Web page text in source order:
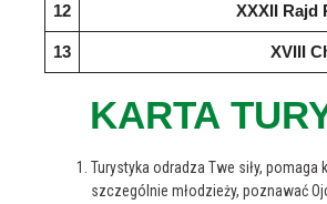
12 XXXII Rajd
13 XVIII
KARTA
Turystyka odradza Twe siły, pomaga
szczególnie młodzieży, poznawać